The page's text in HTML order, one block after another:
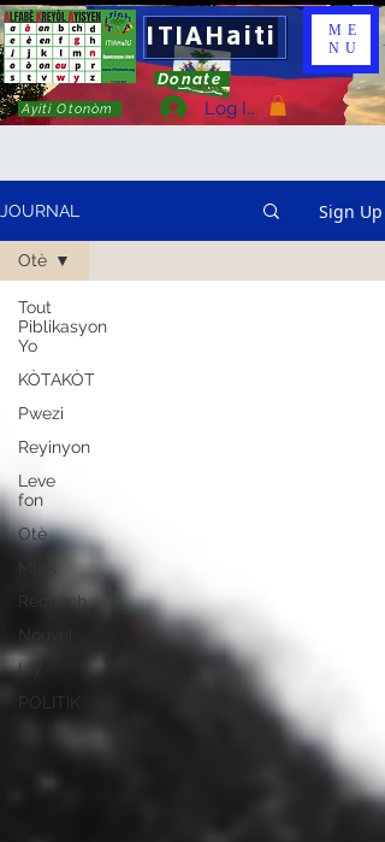
ITIAHaiti
Donate
Ayiti Otonòm Log In
ME
NU
JOURNAL Sign Up
Tout
Piblikasyon
Yo
KÒTAKÒT
Pwezi
Reyinyon
Leve
fon
Otè
Rechèch
Nouvèl
LIV
POLITIK
Otè